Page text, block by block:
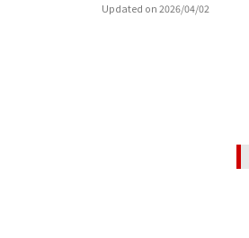
Updated on 2026/04/02